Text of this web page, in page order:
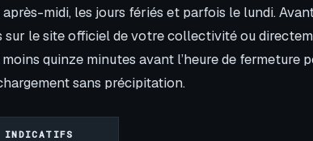
midi, les jours fériés et parfois le lundi.
sur le site officiel de votre collectivité ou
quinze minutes avant l’heure de fermeture
sans précipitation.
INDICATIFS